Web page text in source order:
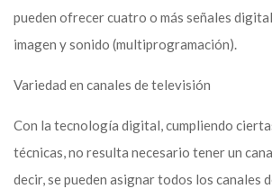
pueden ofrecer cuatro o más señales
imagen y sonido (multiprogramación).
Variedad en canales de televisión
Con la tecnología digital, cumpliendo
técnicas, no resulta necesario tener un
decir, se pueden asignar todos los canales